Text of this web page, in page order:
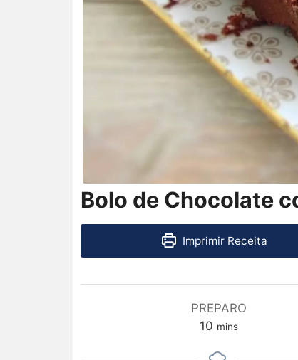
Bolo de Chocolate
Imprimir Receita
PREPARO
10 mins